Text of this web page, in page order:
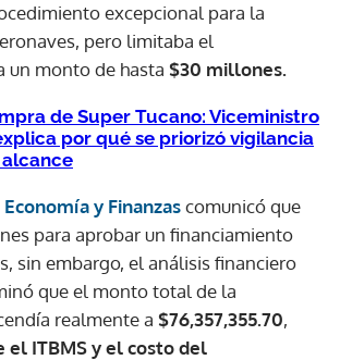
excepcional para la
pero limitaba el
un monto de hasta $30 millones.
de Super Tucano: Viceministro
por qué se priorizó vigilancia
y Finanzascomunicó que
para aprobar un financiamiento
sin embargo, el análisis financiero
que el monto total de la
realmente a $76,357,355.70,
el ITBMS y el costo del